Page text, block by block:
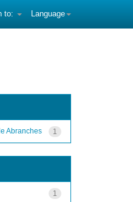
Language
to:
1
Abranches
1